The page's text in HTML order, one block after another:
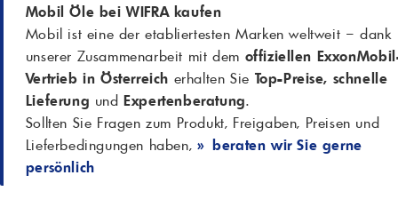
Mobil Öle bei WIFRA kaufen
Mobil ist eine der etabliertesten Marken weltweit – dank
unserer Zusammenarbeit mit dem offiziellen
Vertrieb in Österreich erhalten Sie Top-Preise, schnelle
Lieferung undExpertenberatung.
Sollten Sie Fragen zum Produkt, Freigaben, Preisen und
Lieferbedingungen haben, » beraten wir Sie gerne
persönlich